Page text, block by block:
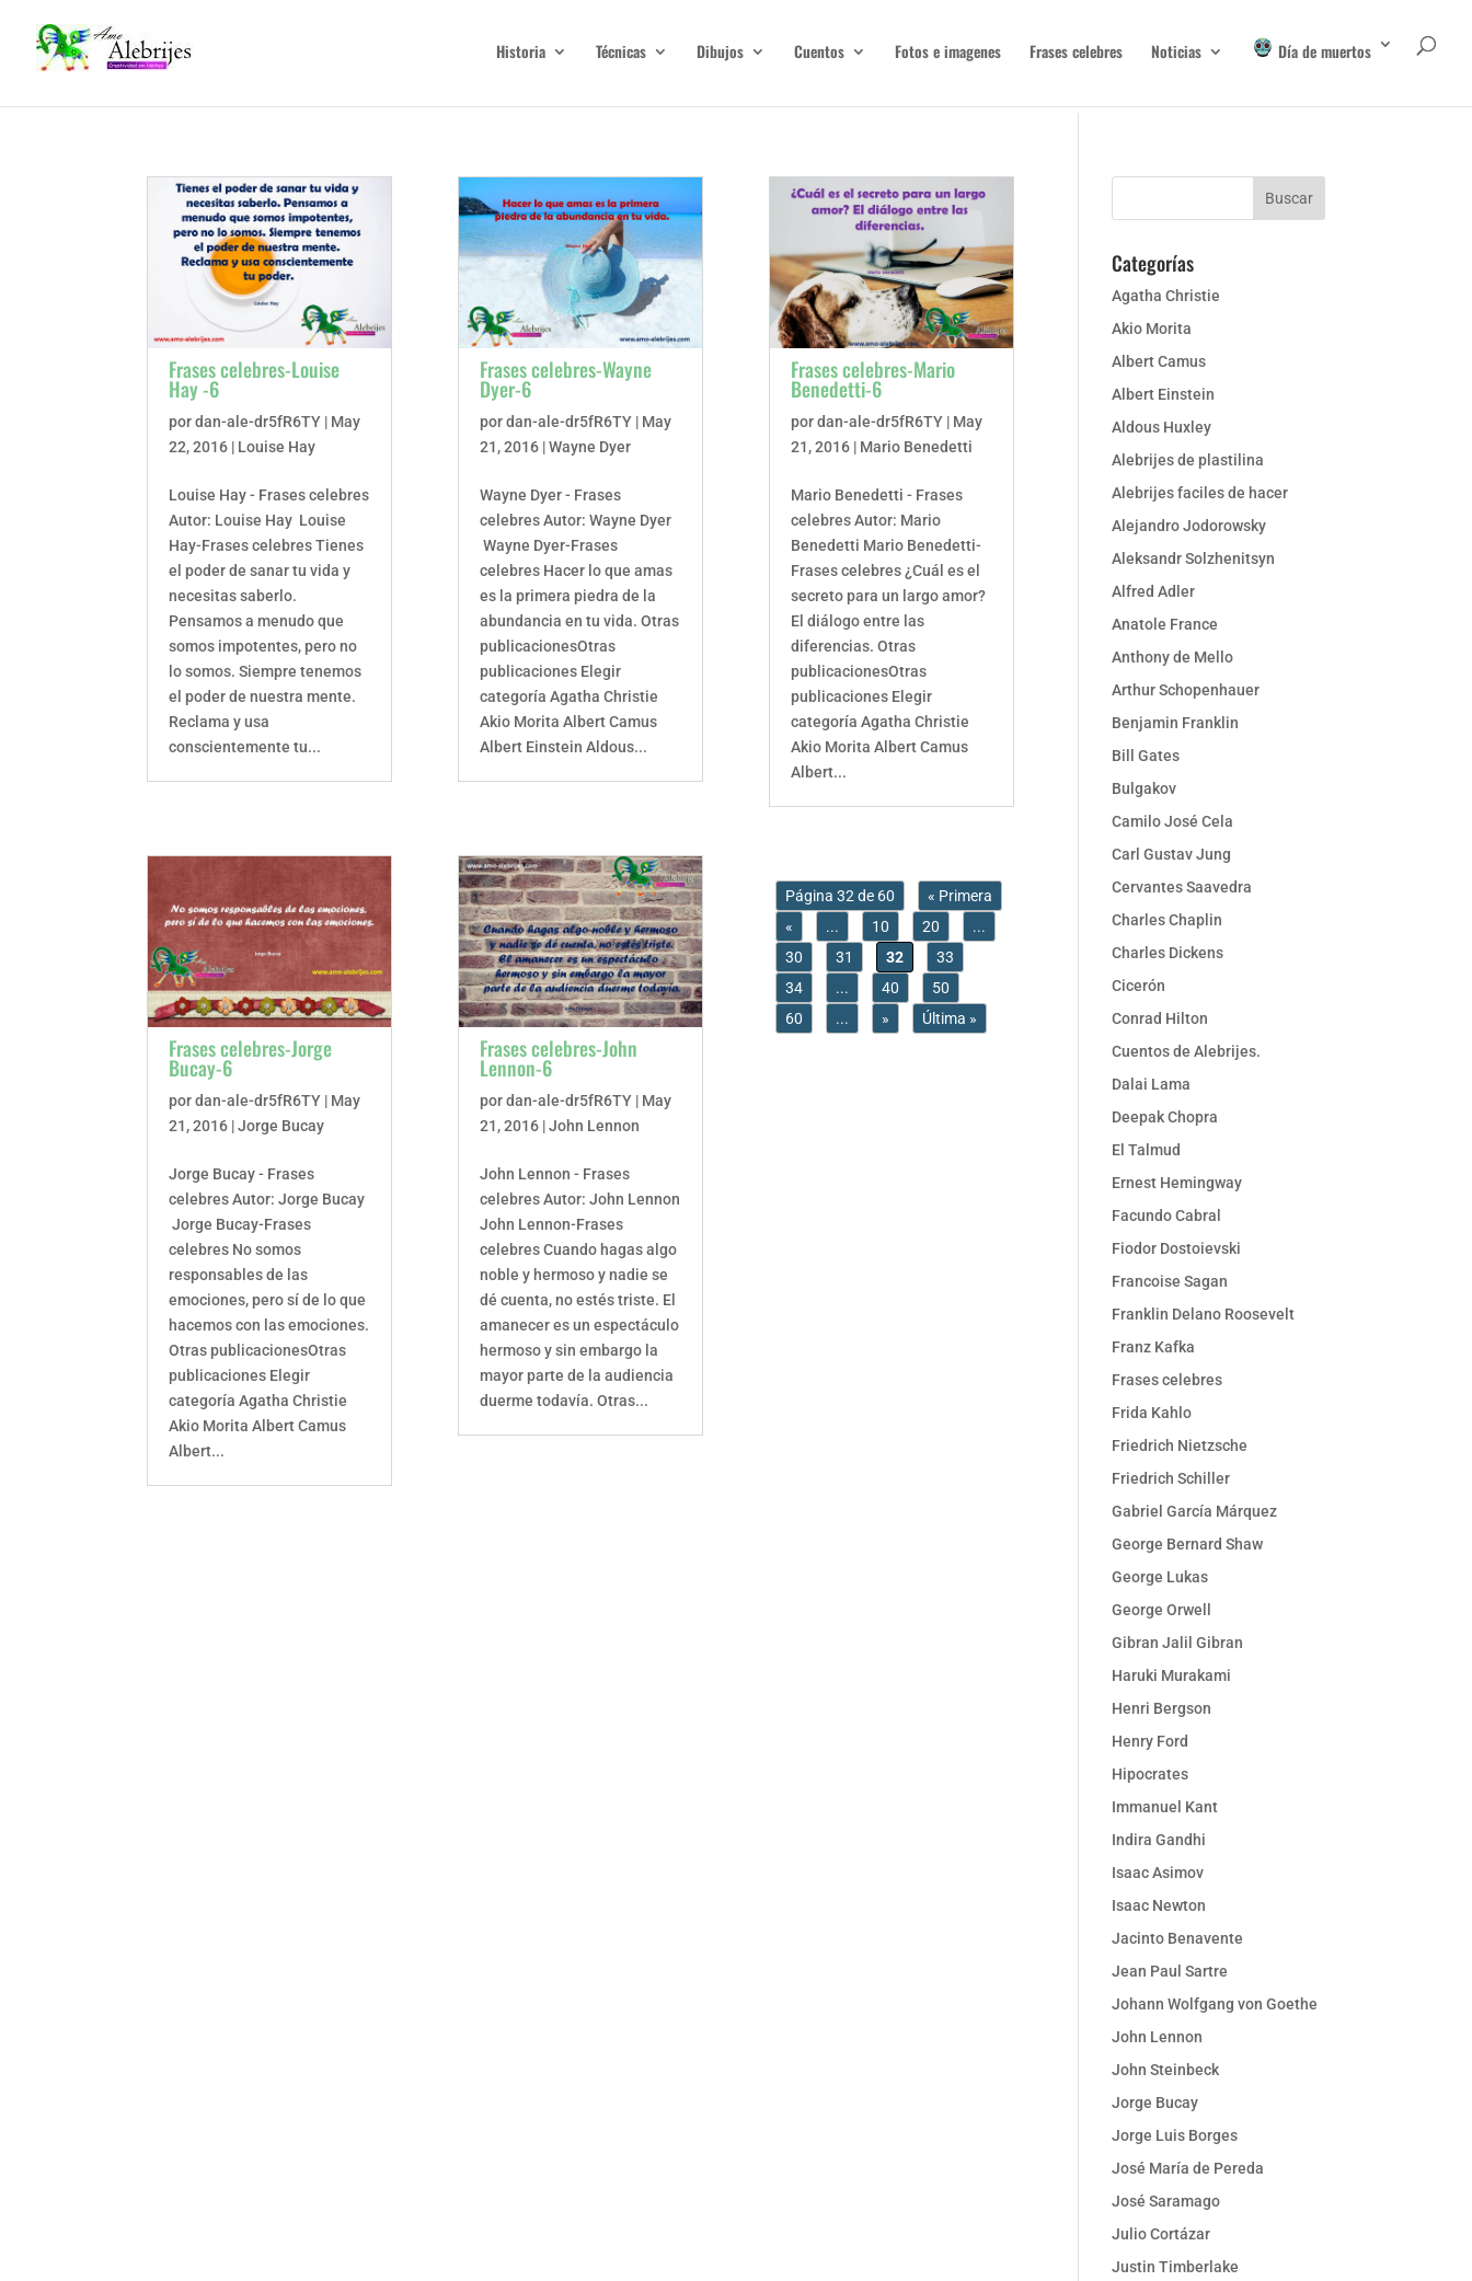
Historia Técnicas Dibujos Cuentos Fotos e imagenes Frases celebres Noticias Día de muertos
Frases celebres-Louise
Hay -6
pordan-ale-dr5fR6TY | May
22, 2016 | Louise Hay
Louise Hay - Frases celebres
Autor: Louise Hay Louise
Hay-Frases celebres Tienes
el poder de sanar tu vida y
necesitas saberlo.
Pensamos a menudo que
somos impotentes, pero no
lo somos. Siempre tenemos
el poder de nuestra mente.
Reclama y usa
conscientemente tu...
Frases celebres-Jorge
Bucay-6
pordan-ale-dr5fR6TY | May
21, 2016 |Jorge Bucay
Jorge Bucay - Frases
celebres Autor: Jorge Bucay
Jorge Bucay-Frases
celebres No somos
responsables de las
emociones, pero sí de lo que
hacemos con las emociones.
Otras publicacionesOtras
publicaciones Elegir
categoría Agatha Christie
Akio Morita Albert Camus
Albert...
Frases celebres-Wayne
Dyer-6
pordan-ale-dr5fR6TY | May
21, 2016 |Wayne Dyer
Wayne Dyer - Frases
celebres Autor: Wayne Dyer
Wayne Dyer-Frases
celebres Hacer lo que amas
es la primera piedra de la
abundancia en tu vida. Otras
publicacionesOtras
publicaciones Elegir
categoría Agatha Christie
Akio Morita Albert Camus
Albert Einstein Aldous...
Frases celebres-John
Lennon-6
pordan-ale-dr5fR6TY | May
21, 2016 |John Lennon
John Lennon - Frases
celebres Autor: John Lennon
John Lennon-Frases
celebres Cuando hagas algo
noble y hermoso y nadie se
dé cuenta, no estés triste. El
amanecer es un espectáculo
hermoso y sin embargo la
mayor parte de la audiencia
duerme todavía. Otras...
Frases celebres-Mario
Benedetti-6
pordan-ale-dr5fR6TY | May
21, 2016 | Mario Benedetti
Mario Benedetti - Frases
celebres Autor: Mario
Benedetti Mario Benedetti-
Frases celebres ¿Cuál es el
secreto para un largo amor?
El diálogo entre las
diferencias. Otras
publicacionesOtras
publicaciones Elegir
categoría Agatha Christie
Akio Morita Albert Camus
Albert...
Página 32 de 60
« Primera
«
... 10 20
...
30
31 32
33
34
... 40
50
60
... » Última »
Categorías
Agatha Christie
Akio Morita
Albert Camus
Albert Einstein
Aldous Huxley
Alebrijes de plastilina
Alebrijes faciles de hacer
Alejandro Jodorowsky
Aleksandr Solzhenitsyn
Alfred Adler
Anatole France
Anthony de Mello
Arthur Schopenhauer
Benjamin Franklin
Bill Gates
Bulgakov
Camilo José Cela
Carl Gustav Jung
Cervantes Saavedra
Charles Chaplin
Charles Dickens
Cicerón
Conrad Hilton
Cuentos de Alebrijes.
Dalai Lama
Deepak Chopra
El Talmud
Ernest Hemingway
Facundo Cabral
Fiodor Dostoievski
Francoise Sagan
Franklin Delano Roosevelt
Franz Kafka
Frases celebres
Frida Kahlo
Friedrich Nietzsche
Friedrich Schiller
Gabriel García Márquez
George Bernard Shaw
George Lukas
George Orwell
Gibran Jalil Gibran
Haruki Murakami
Henri Bergson
Henry Ford
Hipocrates
Immanuel Kant
Indira Gandhi
Isaac Asimov
Isaac Newton
Jacinto Benavente
Jean Paul Sartre
Johann Wolfgang von Goethe
John Lennon
John Steinbeck
Jorge Bucay
Jorge Luis Borges
José María de Pereda
José Saramago
Julio Cortázar
Justin Timberlake